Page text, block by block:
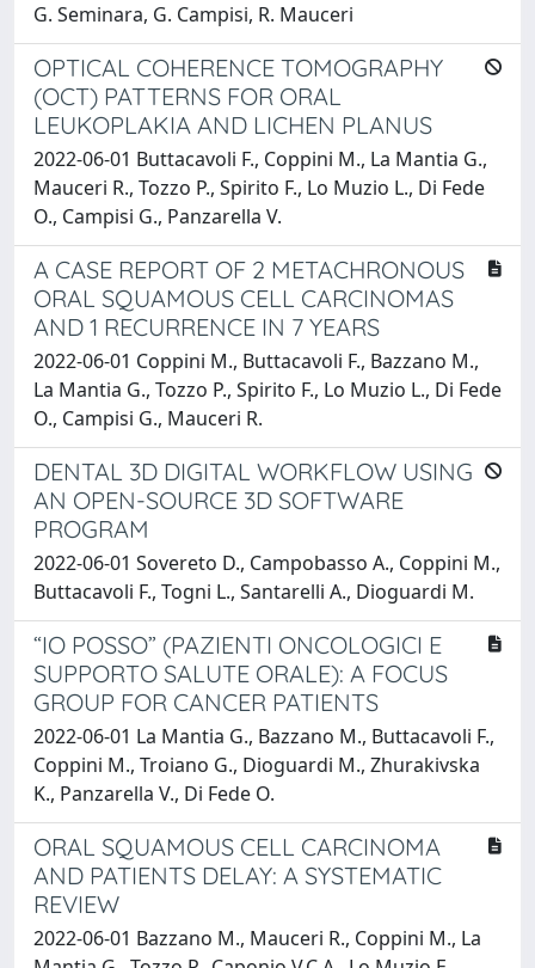
G. Seminara, G. Campisi, R. Mauceri
OPTICAL COHERENCE TOMOGRAPHY
(OCT) PATTERNS FOR ORAL
LEUKOPLAKIA AND LICHEN PLANUS
2022-06-01 Buttacavoli F., Coppini M., La Mantia G.,
Mauceri R., Tozzo P., Spirito F., Lo Muzio L., Di Fede
O., Campisi G., Panzarella V.
A CASE REPORT OF 2 METACHRONOUS
ORAL SQUAMOUS CELL CARCINOMAS
AND 1 RECURRENCE IN 7 YEARS
2022-06-01 Coppini M., Buttacavoli F., Bazzano M.,
La Mantia G., Tozzo P., Spirito F., Lo Muzio L., Di Fede
O., Campisi G., Mauceri R.
DENTAL 3D DIGITAL WORKFLOW USING
AN OPEN-SOURCE 3D SOFTWARE
PROGRAM
2022-06-01 Sovereto D., Campobasso A., Coppini M.,
Buttacavoli F., Togni L., Santarelli A., Dioguardi M.
“IO POSSO” (PAZIENTI ONCOLOGICI E
SUPPORTO SALUTE ORALE): A FOCUS
GROUP FOR CANCER PATIENTS
2022-06-01 La Mantia G., Bazzano M., Buttacavoli F.,
Coppini M., Troiano G., Dioguardi M., Zhurakivska
K., Panzarella V., Di Fede O.
ORAL SQUAMOUS CELL CARCINOMA
AND PATIENTS DELAY: A SYSTEMATIC
REVIEW
2022-06-01 Bazzano M., Mauceri R., Coppini M., La